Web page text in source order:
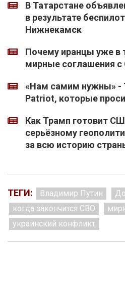
В Татарстане
в результате
Нижнекамск
Почему иранцы уже в
мирные соглашения
«Нам самим нужны» -
Patriot, которые
Как Трамп готовит
серьёзному
за всю историю
ТЕГИ: Владимир Путин
когда закончится СВО
украинский конфликт